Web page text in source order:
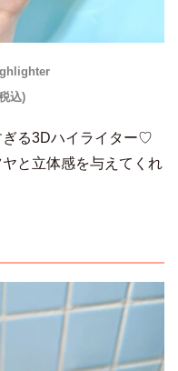
込)
ぎる3Dハイライター♡
と立体感を与えてくれ